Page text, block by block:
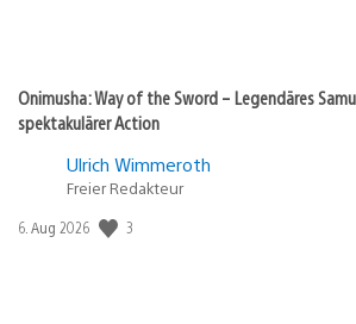
Onimusha: Way of the Sword – Legendäres
spektakulärer Action
Ulrich Wimmeroth
Freier Redakteur
Veröffentlichungsdatum:
6. Aug 2026 3